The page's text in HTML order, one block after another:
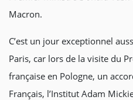
Macron.
C’est un jour exceptionnel
Paris, car lors de la visite du
française en Pologne, un
Français, l’Institut Adam